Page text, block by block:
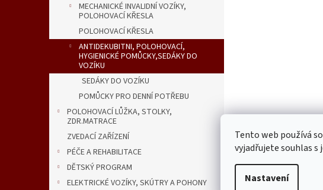
Tento web používá
vyjadřujete souhlas s
Nastavení
MECHANICKÉ INVALIDNÍ VOZÍKY,
POLOHOVACÍ KŘESLA
POLOHOVACÍ KŘESLA
ANTIDEKUBITNI, POLOHOVACÍ,
HYGIENICKÉ POMŮCKY,SEDÁKY DO
VOZÍKU
SEDÁKY DO VOZÍKU
POMŮCKY PRO DENNÍ POTŘEBU
POLOHOVACÍ LŮŽKA, STOLKY,
ZDR.MATRACE
ZVEDACÍ ZAŘÍZENÍ
PÉČE A REHABILITACE
DĚTSKÝ PROGRAM
ELEKTRICKÉ VOZÍKY, SKÚTRY A POHONY